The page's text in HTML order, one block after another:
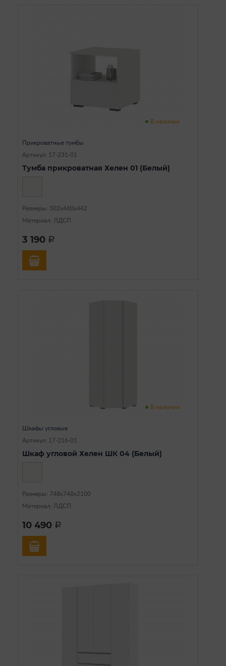
В наличии
Прикроватные тумбы
Артикул: 17-231-01
Тумба прикроватная Хелен 01 (Белый)
Размеры: 502х460х442
Материал: ЛДСП
3 190 a
В наличии
Шкафы угловые
Артикул: 17-216-01
Шкаф угловой Хелен ШК 04 (Белый)
Размеры: 748х748х2100
Материал: ЛДСП
10 490 a